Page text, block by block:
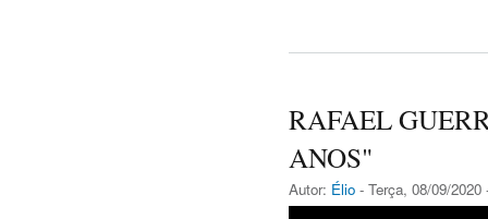
RAFAEL
ANOS"
Autor: Élio - Terça, 08/09/2020